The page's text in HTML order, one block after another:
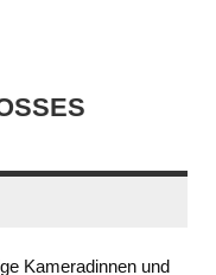
D
Kameradinnen und